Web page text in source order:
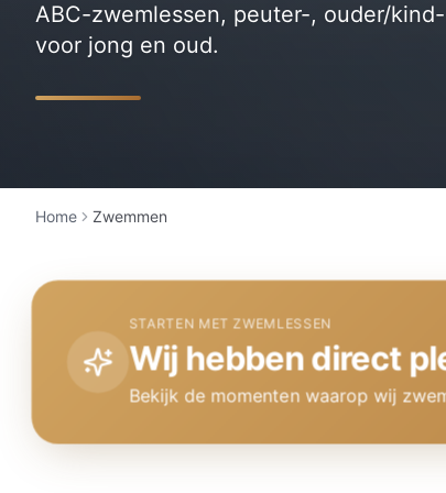
ABC-zwemlessen, peuter-, ouder/
voor jong en oud.
Home Zwemmen
STARTEN MET ZWEMLESSEN
Wij hebben direct
Bekijk de momenten waarop wij